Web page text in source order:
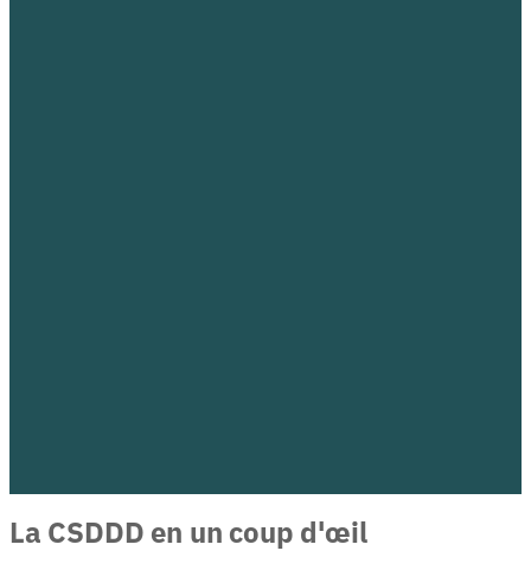
La CSDDD en un coup d'œil